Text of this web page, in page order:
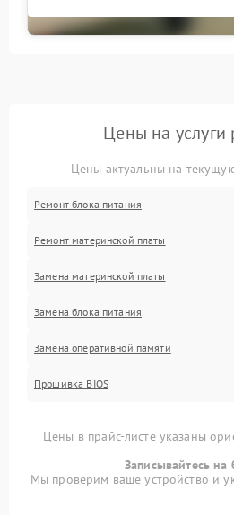
Цены на услуги
Цены актуальны на
Ремонт блока питания
Ремонт материнской платы
Замена материнской платы
Замена блока питания
Замена оперативной памяти
Прошивка BIOS
Цены в прайс-листе указаны
Записывайтесь на
Мы проверим ваше устройство и